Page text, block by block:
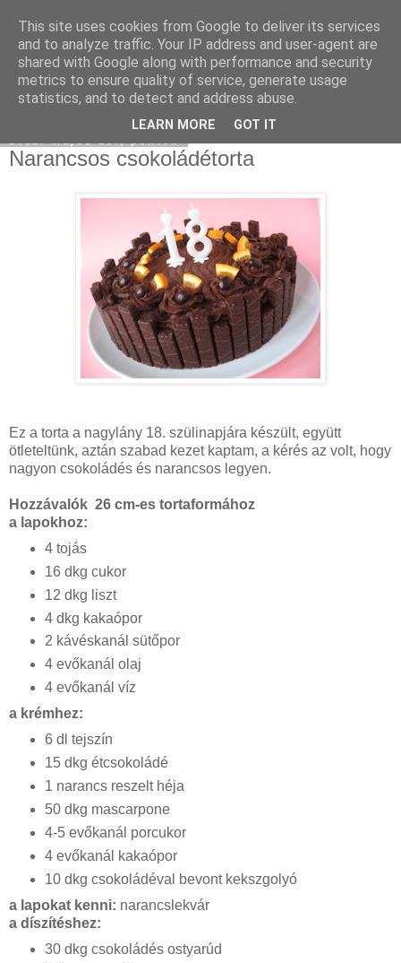
Moha Konyha
Narancsos csokoládétorta
Ez a torta a nagylány 18. szülinapjára készült, együtt
ötleteltünk, aztán szabad kezet kaptam, a kérés az volt, hogy
nagyon csokoládés és narancsos legyen.
Hozzávalók 26 cm-es tortaformához
a lapokhoz:
4 tojás
16 dkg cukor
12 dkg liszt
4 dkg kakaópor
2 kávéskanál sütőpor
4 evőkanál olaj
4 evőkanál víz
a krémhez:
6 dl tejszín
15 dkg étcsokoládé
1 narancs reszelt héja
50 dkg mascarpone
4-5 evőkanál porcukor
4 evőkanál kakaópor
10 dkg csokoládéval bevont kekszgolyó
a lapokat kenni: narancslekvár
a díszítéshez:
30 dkg csokoládés ostyarúd
This site uses cookies from Google to deliver its services
and to analyze traffic. Your IP address and user-agent are
shared with Google along with performance and security
metrics to ensure quality of service, generate usage
statistics, and to detect and address abuse.
LEARN MORE GOT IT